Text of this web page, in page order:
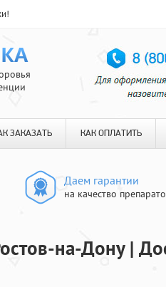
ЗАКАЗАТЬ КАК ОПЛАТИТЬ
Даем гарантии
на качество
на-Дону |